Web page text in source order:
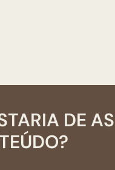
DE